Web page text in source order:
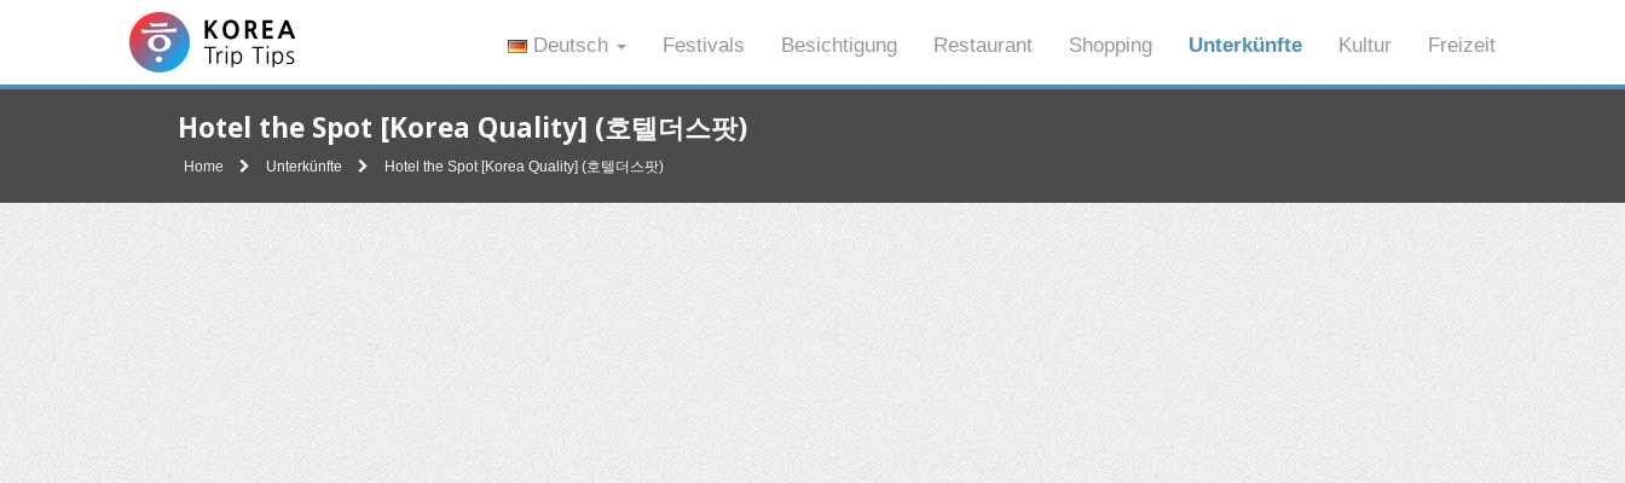
Deutsch Festivals Besichtigung Restaurant Shopping Unterkünfte Kultur Freizeit
Hotel the Spot [Korea Quality] (호텔더스팟)
Home Unterkünfte Hotel the Spot [Korea Quality] (호텔더스팟)